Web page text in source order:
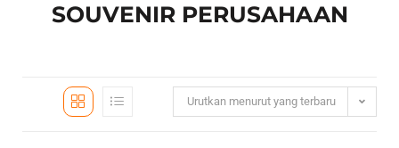
SOUVENIR PERUSAHAAN
Urutkan menurut yang terbaru